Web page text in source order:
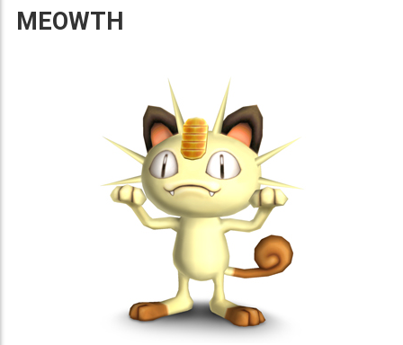
MEOWTH